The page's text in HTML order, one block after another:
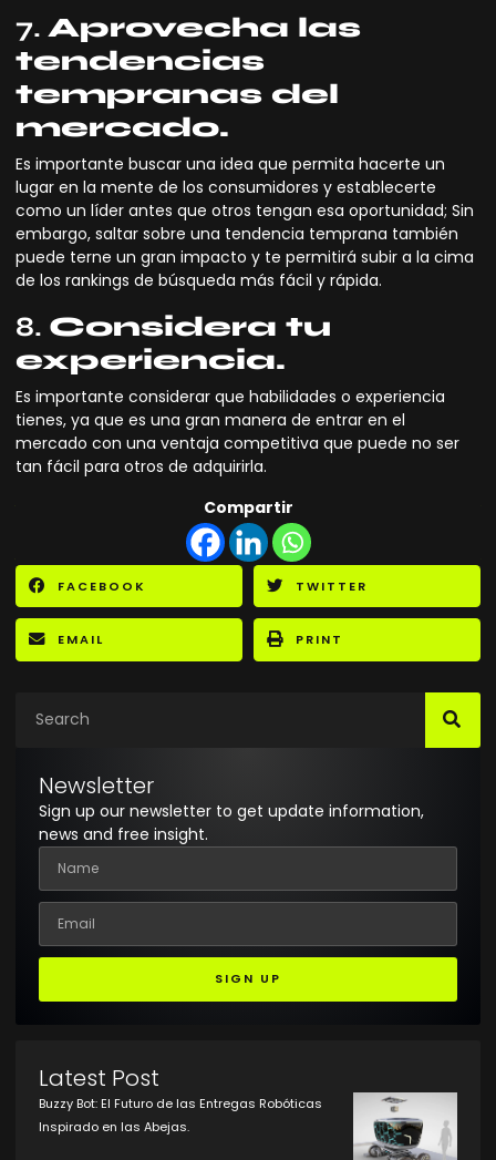
7. Aprovecha las
tendencias
tempranas del
mercado.
Es importante buscar una idea que permita hacerte un
lugar en la mente de los consumidores y establecerte
como un líder antes que otros tengan esa oportunidad; Sin
embargo, saltar sobre una tendencia temprana también
puede terne un gran impacto y te permitirá subir a la cima
de los rankings de búsqueda más fácil y rápida.
8. Considera tu
experiencia.
Es importante considerar que habilidades o experiencia
tienes, ya que es una gran manera de entrar en el
mercado con una ventaja competitiva que puede no ser
tan fácil para otros de adquirirla.
Compartir
FACEBOOK TWITTER
EMAIL PRINT
Newsletter
Sign up our newsletter to get update information,
news and free insight.
SIGN UP
Latest Post
Buzzy Bot: El Futuro de las Entregas Robóticas
Inspirado en las Abejas.